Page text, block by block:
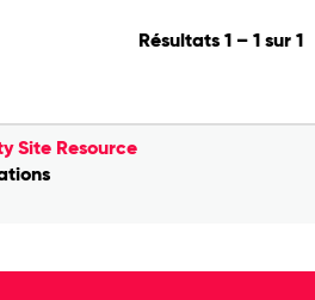
Résultats 1 – 1 sur 1
Site Resource